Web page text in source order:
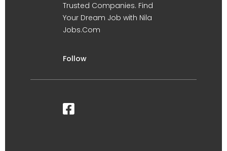
Trusted Companies. Find
Your Dream Job with Nila
Jobs.Com
Follow